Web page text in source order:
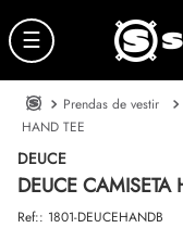
☰
Prendas de vestir
HAND TEE
DEUCE
DEUCE
Ref:: 1801-DEUCEHANDB